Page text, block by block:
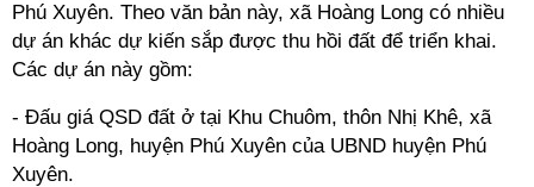
Phú Xuyên. Theo văn bản này, xã Hoàng Long có nhiều
dự án khác dự kiến sắp được thu hồi đất để triển khai.
Các dự án này gồm:
- Đấu giá QSD đất ở tại Khu Chuôm, thôn Nhị Khê, xã
Hoàng Long, huyện Phú Xuyên của UBND huyện Phú
Xuyên.